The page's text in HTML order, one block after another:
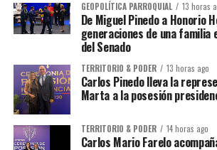
GEOPOLÍTICA PARROQUIAL 13 horas
De Miguel Pinedo a Honorio
generaciones de una familia
del Senado
TERRITORIO & PODER 13 horas ago
Carlos Pinedo lleva la
Marta a la posesión
TERRITORIO & PODER 14 horas ago
Carlos Mario Farelo